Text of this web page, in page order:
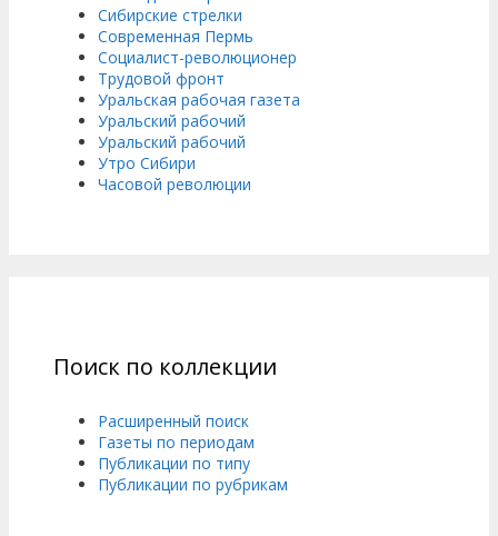
Сибирские стрелки
Современная Пермь
Социалист-революционер
Трудовой фронт
Уральская рабочая газета
Уральский рабочий
Уральский рабочий
Утро Сибири
Часовой революции
Поиск по коллекции
Расширенный поиск
Газеты по периодам
Публикации по типу
Публикации по рубрикам